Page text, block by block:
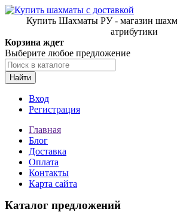
Купить Шахматы РУ - магазин
атрибутики
Корзина ждет
Выберите любое предложение
Найти
Вход
Регистрация
Главная
Блог
Доставка
Оплата
Контакты
Карта сайта
Каталог предложений